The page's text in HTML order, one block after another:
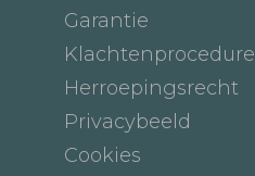
Garantie
Klachtenprocedure
Herroepingsrecht
Privacybeeld
Cookies